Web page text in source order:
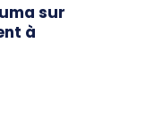
sur
à